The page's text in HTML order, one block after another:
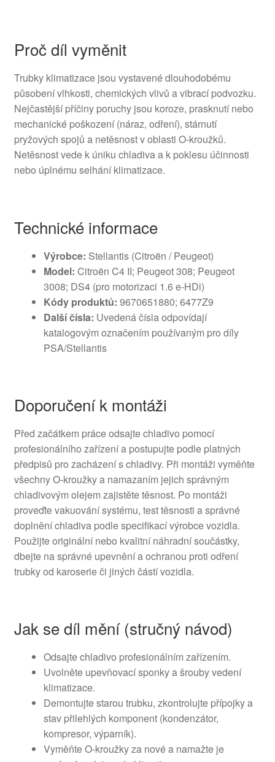
Proč díl vyměnit
Trubky klimatizace jsou vystavené dlouhodobému
působení vlhkosti, chemických vlivů a vibrací podvozku.
Nejčastější příčiny poruchy jsou koroze, prasknutí nebo
mechanické poškození (náraz, odření), stárnutí
pryžových spojů a netěsnost v oblasti O‑kroužků.
Netěsnost vede k úniku chladiva a k poklesu účinnosti
nebo úplnému selhání klimatizace.
Technické informace
Výrobce: Stellantis (Citroën / Peugeot)
Model: Citroën C4 II; Peugeot 308; Peugeot
3008; DS4 (pro motorizaci 1.6 e‑HDi)
Kódy produktů: 9670651880; 6477Z9
Další čísla: Uvedená čísla odpovídají
katalogovým označením používaným pro díly
PSA/Stellantis
Doporučení k montáži
Před začátkem práce odsajte chladivo pomocí
profesionálního zařízení a postupujte podle platných
předpisů pro zacházení s chladivy. Při montáži vyměňte
všechny O‑kroužky a namazaním jejich správným
chladivovým olejem zajistěte těsnost. Po montáži
proveďte vakuování systému, test těsnosti a správné
doplnění chladiva podle specifikací výrobce vozidla.
Použijte originální nebo kvalitní náhradní součástky,
dbejte na správné upevnění a ochranou proti odření
trubky od karoserie či jiných částí vozidla.
Jak se díl mění (stručný návod)
Odsajte chladivo profesionálním zařízením.
Uvolněte upevňovací sponky a šrouby vedení
klimatizace.
Demontujte starou trubku, zkontrolujte přípojky a
stav přilehlých komponent (kondenzátor,
kompresor, výparník).
Vyměňte O‑kroužky za nové a namažte je